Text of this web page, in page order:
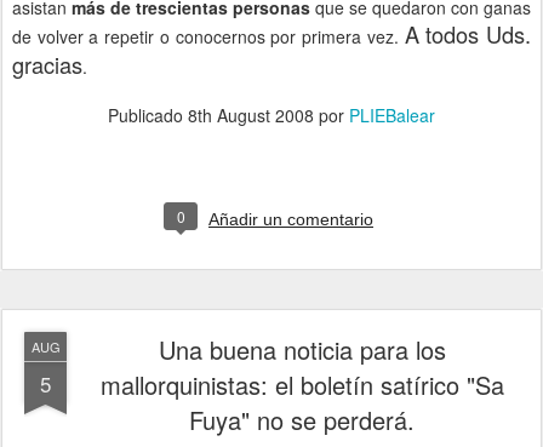
asistan más de trescientas personas que se quedaron con ganas
de volver a repetir o conocernos por primera vez. A todos Uds.
gracias.
Publicado 8th August 2008 por PLIEBalear
0 Añadir un comentario
AUG
5
Una buena noticia para los
mallorquinistas: el boletín satírico "Sa
Fuya" no se perderá.